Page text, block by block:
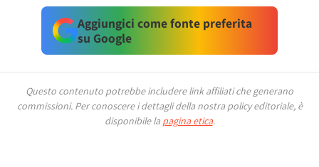
Aggiungici come fonte preferita
su Google
Questo contenuto potrebbe includere link affiliati che generano
commissioni. Per conoscere i dettagli della nostra policy editoriale, è
disponibile la pagina etica.